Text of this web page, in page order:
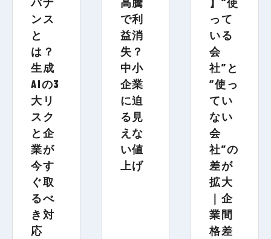
ンス
と
は？
生成
AIの3
大リ
スク
と企
業が
今す
ぐ取
るべ
き対
応
で利
益消
失？
中小
企業
に迫
る見
えな
い値
上げ
って
いる
会
社”と
“使っ
てい
ない
会
社”の
差が
拡大
｜企
業間
格差